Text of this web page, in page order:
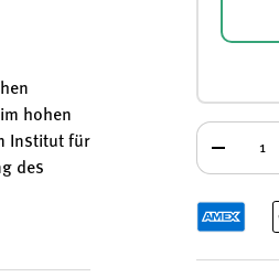
Anzahl
hohen
Institut für
des
die